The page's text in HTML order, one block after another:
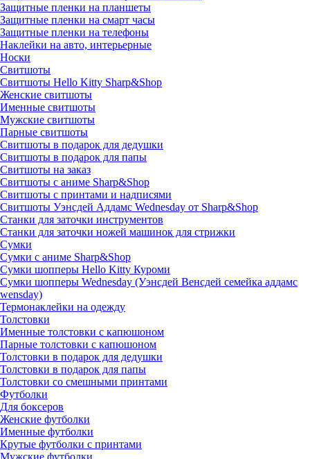
Защитные пленки на планшеты
Защитные пленки на смарт часы
Защитные пленки на телефоны
Наклейки на авто, интерьерные
Носки
Свитшоты
Cвитшоты Hello Kitty Sharp&Shop
Женские свитшоты
Именные свитшоты
Мужские свитшоты
Парные свитшоты
Свитшоты в подарок для дедушки
Свитшоты в подарок для папы
Свитшоты на заказ
Свитшоты с аниме Sharp&Shop
Свитшоты с принтами и надписями
Свитшоты Уэнсдей Аддамс Wednesday от Sharp&Shop
Станки для заточки инструментов
Станки для заточки ножей машинок для стрижки
Сумки
Сумки с аниме Sharp&Shop
Сумки шопперы Hello Kitty Куроми
Сумки шопперы Wednesday (Уэнсдей Венсдей семейка аддамс
wensday)
Термонаклейки на одежду
Толстовки
Именные толстовки с капюшоном
Парные толстовки с капюшоном
Толстовки в подарок для дедушки
Толстовки в подарок для папы
Толстовки со смешными принтами
Футболки
Для боксеров
Женские футболки
Именные футболки
Крутые футболки с принтами
Мужские футболки